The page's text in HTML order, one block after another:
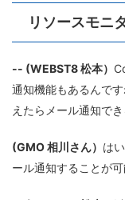
リソースモニ
-- (WEBST8 松本）
通知機能もあるんで
えたらメール通知で
(GMO 相川さん） は
ール通知することが可